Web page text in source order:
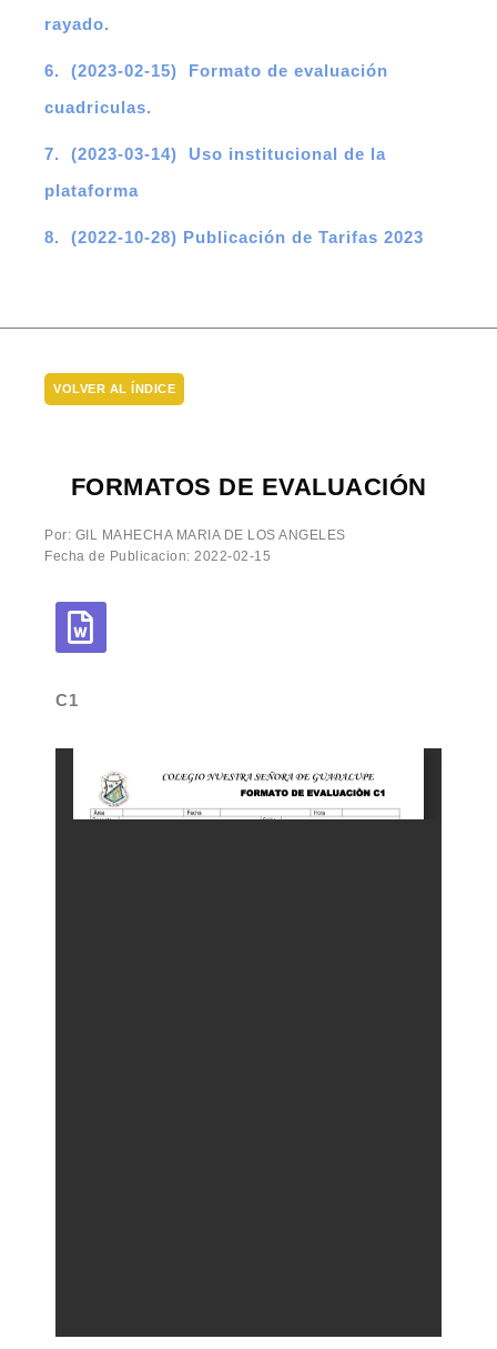
rayado.
6. (2023-02-15) Formato de evaluación
cuadriculas.
7. (2023-03-14) Uso institucional de la
plataforma
8. (2022-10-28) Publicación de Tarifas 2023
VOLVER AL ÍNDICE
FORMATOS DE EVALUACIÓN
Por: GIL MAHECHA MARIA DE LOS ANGELES
Fecha de Publicacion: 2022-02-15
C1